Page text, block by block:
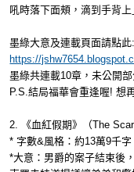
吼時落下面頰，滴到手背上
墨綠大意及連載頁面請點此:
https://
墨綠共連載10章，未公開
P.S.結局福華會重逢喔! 想
2. 《血紅假期》（The
* 字數&風格：約13萬9千
*大意：男爵的案子結束後